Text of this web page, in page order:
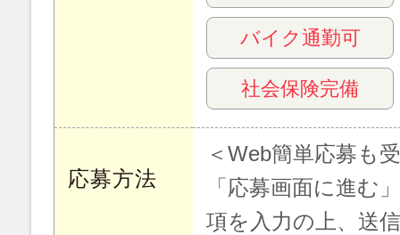
バイク通勤可
社会保険完備
応募方法
＜Web簡単応募も
「応募画面に進む
項を入力の上、送